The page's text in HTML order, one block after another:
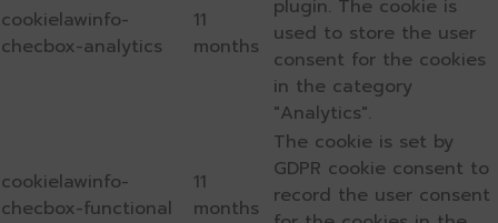
cookielawinfo-
checbox-analytics
11
months
plugin. The cookie is
used to store the user
consent for the cookies
in the category
"Analytics".
cookielawinfo-
checbox-functional
11
months
The cookie is set by
GDPR cookie consent to
record the user consent